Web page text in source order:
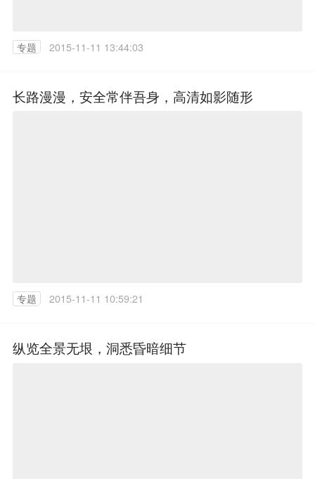
专题 2015-11-11 13:44:03
长路漫漫，安全常伴吾身，高清如影随形
专题 2015-11-11 10:59:21
纵览全景无垠，洞悉昏暗细节